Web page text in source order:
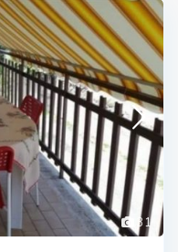
31